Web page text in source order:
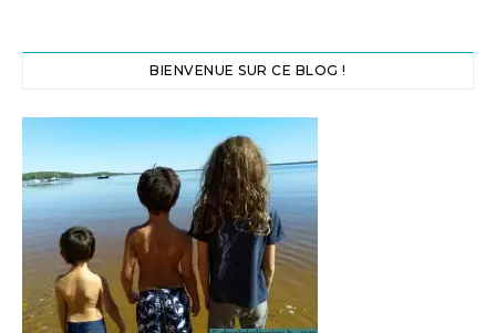
BIENVENUE SUR CE BLOG !